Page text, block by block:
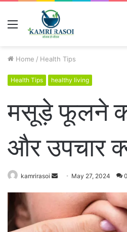
Home / Health Tips
Health Tips healthy living
मसूड़े फूलने
और उपचार
kamrirasoi May 27, 2024 0